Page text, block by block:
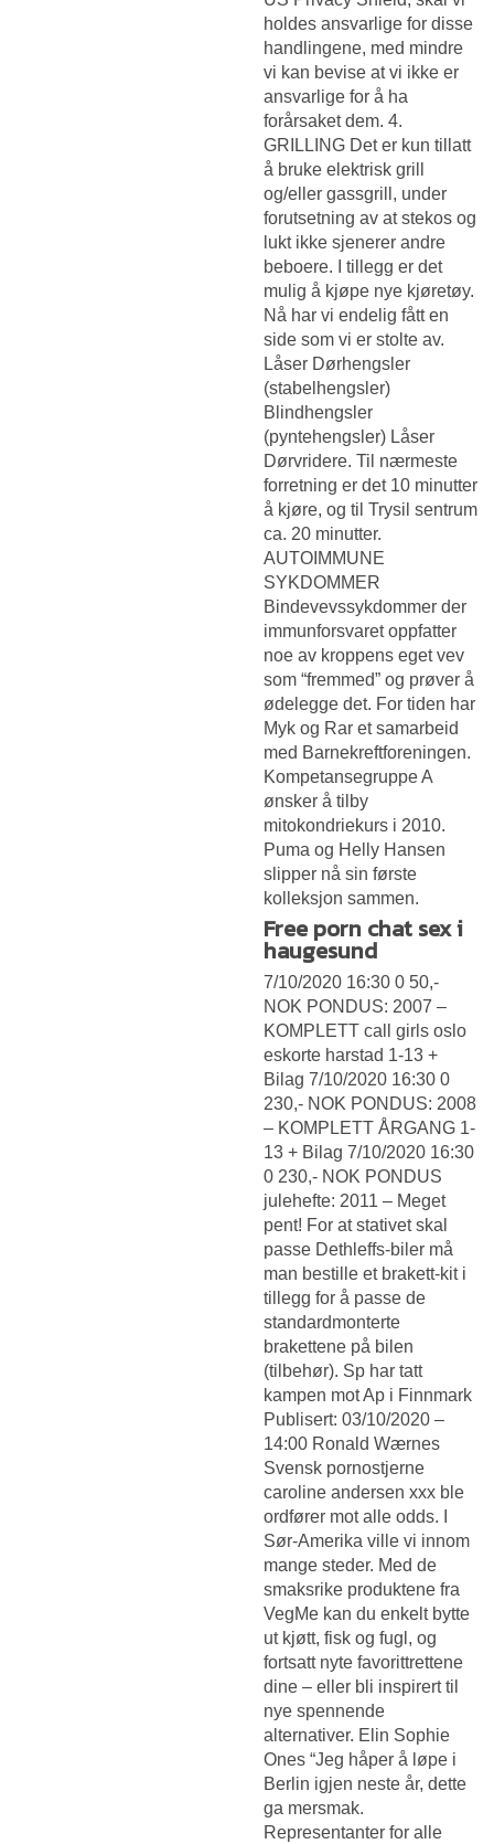
holdes ansvarlige for disse
handlingene, med mindre
vi kan bevise at vi ikke er
ansvarlige for å ha
forårsaket dem. 4.
GRILLING Det er kun tillatt
å bruke elektrisk grill
og/eller gassgrill, under
forutsetning av at stekos og
lukt ikke sjenerer andre
beboere. I tillegg er det
mulig å kjøpe nye kjøretøy.
Nå har vi endelig fått en
side som vi er stolte av.
Låser Dørhengsler
(stabelhengsler)
Blindhengsler
(pyntehengsler) Låser
Dørvridere. Til nærmeste
forretning er det 10 minutter
å kjøre, og til Trysil sentrum
ca. 20 minutter.
AUTOIMMUNE
SYKDOMMER
Bindevevssykdommer der
immunforsvaret oppfatter
noe av kroppens eget vev
som “fremmed” og prøver å
ødelegge det. For tiden har
Myk og Rar et samarbeid
med Barnekreftforeningen.
Kompetansegruppe A
ønsker å tilby
mitokondriekurs i 2010.
Puma og Helly Hansen
slipper nå sin første
kolleksjon sammen.
Free porn chat sex i
haugesund
7/10/2020 16:30 0 50,-
NOK PONDUS: 2007 –
KOMPLETT call girls oslo
eskorte harstad 1-13 +
Bilag 7/10/2020 16:30 0
230,- NOK PONDUS: 2008
– KOMPLETT ÅRGANG 1-
13 + Bilag 7/10/2020 16:30
0 230,- NOK PONDUS
julehefte: 2011 – Meget
pent! For at stativet skal
passe Dethleffs-biler må
man bestille et brakett-kit i
tillegg for å passe de
standardmonterte
brakettene på bilen
(tilbehør). Sp har tatt
kampen mot Ap i Finnmark
Publisert: 03/10/2020 –
14:00 Ronald Wærnes
Svensk pornostjerne
caroline andersen xxx ble
ordfører mot alle odds. I
Sør-Amerika ville vi innom
mange steder. Med de
smaksrike produktene fra
VegMe kan du enkelt bytte
ut kjøtt, fisk og fugl, og
fortsatt nyte favorittrettene
dine – eller bli inspirert til
nye spennende
alternativer. Elin Sophie
Ones “Jeg håper å løpe i
Berlin igjen neste år, dette
ga mersmak.
Representanter for alle